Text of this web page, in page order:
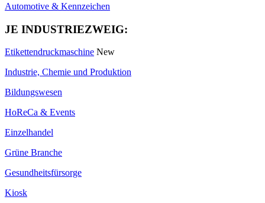
Automotive & Kennzeichen
JE INDUSTRIEZWEIG:
Etikettendruckmaschine New
Industrie, Chemie und Produktion
Bildungswesen
HoReCa & Events
Einzelhandel
Grüne Branche
Gesundheitsfürsorge
Kiosk